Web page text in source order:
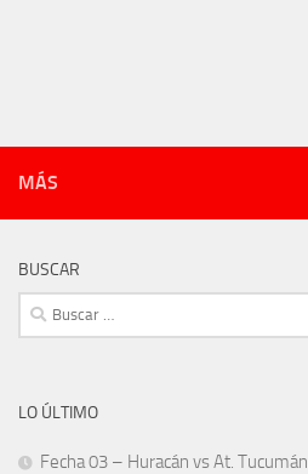
MÁS
BUSCAR
Buscar:
LO ÚLTIMO
Fecha 03 – Huracán vs At. Tucumán